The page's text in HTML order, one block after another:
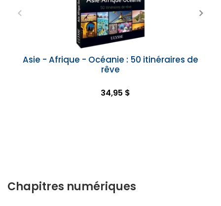
Asie - Afrique - Océanie : 50 itinéraires de
rêve
34,95 $
Chapitres numériques